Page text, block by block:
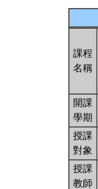
課程
名稱
開課
學期
授課
對象
授課
教師